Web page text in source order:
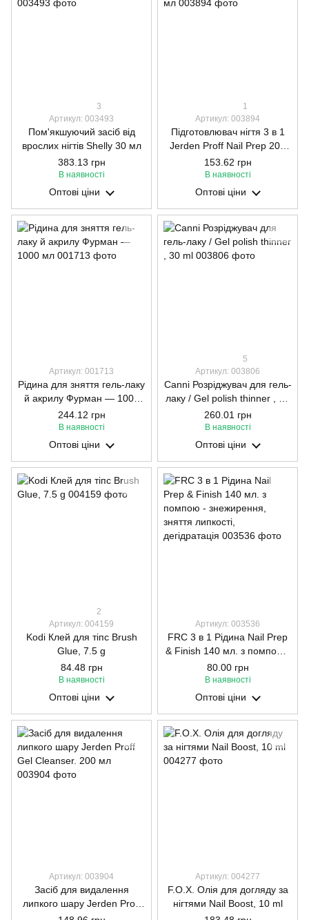
3
Артикул: 003493
Пом'якшуючий засіб від
врослих нігтів Shelly 30 мл
383.13 грн
В наявності
Оптові ціни
1
Артикул: 003894
Підготовлювач нігтя 3 в 1
Jerden Proff Nail Prep 200
мл
153.62 грн
В наявності
Оптові ціни
Артикул: 001713
Рідина для зняття гель-лаку
й акрилу Фурман — 1000
мл
244.12 грн
В наявності
Оптові ціни
5
Артикул: 003806
Canni Розріджувач для гель-
лаку / Gel polish thinner , 30
ml
260.01 грн
В наявності
Оптові ціни
2
Артикул: 004159
Kodi Клей для тіпс Brush
Glue, 7.5 g
84.48 грн
В наявності
Оптові ціни
Артикул: 003536
FRC 3 в 1 Рідина Nail Prep
& Finish 140 мл. з помпою -
знежирення, зняття
липкості, дегідратація
80.00 грн
В наявності
Оптові ціни
Артикул: 003904
Засіб для видалення
липкого шару Jerden Proff
Gel Cleanser. 200 мл
Артикул: 004277
F.O.X. Олія для догляду за
нігтями Nail Boost, 10 ml